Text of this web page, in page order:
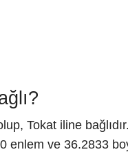
Tokat iline bağlıdır.
enlem ve 36.2833